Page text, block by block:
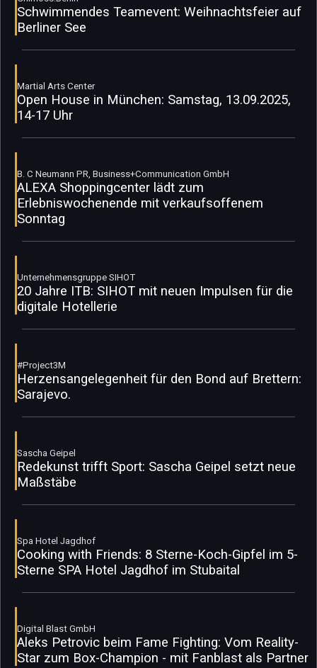
Schwimmendes Teamevent: Weihnachtsfeier auf
Berliner See
Martial Arts Center
Open House in München: Samstag, 13.09.2025,
14-17 Uhr
B. C Neumann PR, Business+Communication GmbH
ALEXA Shoppingcenter lädt zum
Erlebniswochenende mit verkaufsoffenem
Sonntag
Unternehmensgruppe SIHOT
20 Jahre ITB: SIHOT mit neuen Impulsen für die
digitale Hotellerie
#Project3M
Herzensangelegenheit für den Bond auf Brettern:
Sarajevo.
Sascha Geipel
Redekunst trifft Sport: Sascha Geipel setzt neue
Maßstäbe
Spa Hotel Jagdhof
Cooking with Friends: 8 Sterne-Koch-Gipfel im 5-
Sterne SPA Hotel Jagdhof im Stubaital
Digital Blast GmbH
Aleks Petrovic beim Fame Fighting: Vom Reality-
Star zum Box-Champion - mit Fanblast als Partner